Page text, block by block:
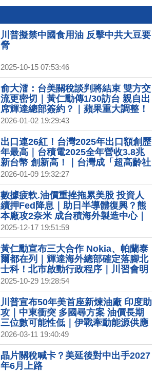
川普擬禁中國食用油 反擊中共大豆要
脅
2025-10-15 07:53:46
俞大㵢：台美關稅談判將結束 雙方交
流更密切｜黃仁勳傳1/30訪台 親自出
席輝達總部簽約？｜蘋果重大調整！
2026年或不發表iPhone 18｜2026超
級獨角獸IPO潮！SpaceX、OpenAI
拚兆元身價
2026-01-02 19:29:43
出口連26紅！台灣2025年出口額創歷
年最高｜台積電2025全年營收3.8兆
新台幣 創新高！｜台灣成「超高齡社
會」！65歲以上人口逾20％｜全球石
油巨頭今赴華府會川普 討論委內瑞拉
石油
2026-01-09 19:32:27
數據疲軟.油價重挫拖累美股 投資人
續押Fed降息｜助日半導體復興？熊
本廠攻2奈米 成台積海外製造中心｜
台灣僅23%商品遭課稅 美主要貿易夥
伴中最低｜中國零售數據創疫情來新
低 商場冷清關門倒閉｜北極圈芬蘭聖
誕老人村 聖誕老人啟程送祝福
2025-12-17 19:51:59
黃仁勳宣布三大合作 Nokia、帕蘭泰
爾都在列｜輝達海外總部確定落腳北
士科！北市啟動行政程序｜川習會明
登場 傳美願調降芬太尼關稅換取中方
管制｜Fed下任主席是誰？接班人五
選一川普年底前公布
2025-10-29 19:28:54
川普宣布50年美首座新煉油廠 印度助
攻｜中東衝突 多國尋方案 油價長期
三位數可能性低｜伊戰牽動能源供應
美議員提案鞏固台灣天然氣源｜看準
台灣成全球AI轉運中心 國際物流巨頭
插旗桃機
2026-03-11 19:40:49
晶片關稅喊卡？美延後對中出手2027
年6月上路